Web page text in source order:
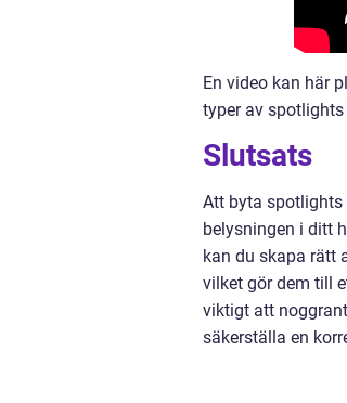
En video kan här
typer av
Slutsats
Att byta
belysningen i ditt
kan du skapa rätt
vilket gör dem till
viktigt att
säkerställa en